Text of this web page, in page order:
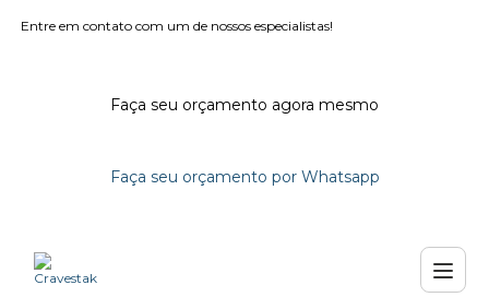
Entre em contato com um de nossos especialistas!
Faça seu orçamento agora mesmo
Faça seu orçamento por Whatsapp